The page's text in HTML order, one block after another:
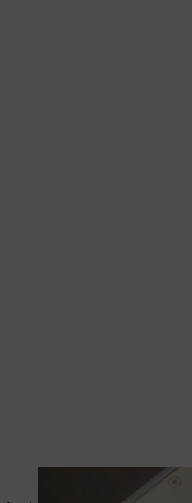
Alcune spranghe di guida STIHL